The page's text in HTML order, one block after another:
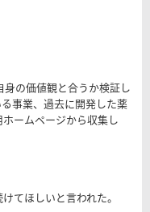
の価値観と合うか検証し
事業、過去に開発した薬
ームページから収集し
てほしいと言われた。